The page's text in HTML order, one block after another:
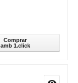
Comprar
amb 1.click